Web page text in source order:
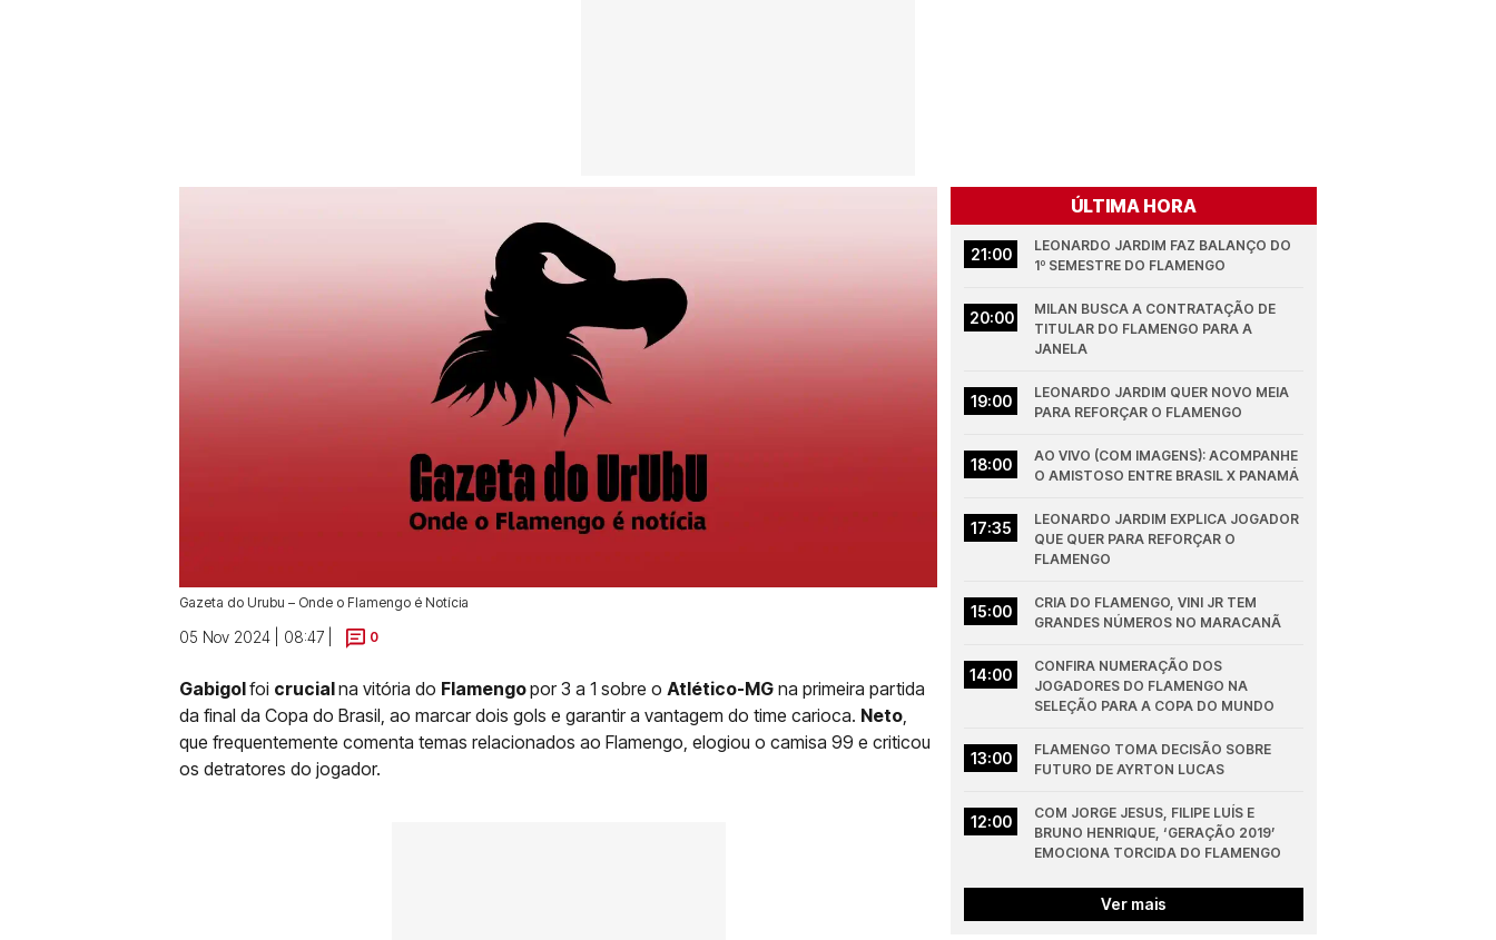
Gazeta do Urubu – Onde o Flamengo é Notícia
05 Nov 2024 | 08:47 | 0
Gabigolfoi crucialna vitória do Flamengopor 3 a 1 sobre o Atlético-MG na primeira partida
da final da Copa do Brasil, ao marcar dois gols e garantir a vantagem do time carioca. Neto,
que frequentemente comenta temas relacionados ao Flamengo, elogiou o camisa 99 e criticou
os detratores do jogador.
ÚLTIMA HORA
21:00
LEONARDO JARDIM FAZ BALANÇO DO
1º SEMESTRE DO FLAMENGO
20:00
MILAN BUSCA A CONTRATAÇÃO DE
TITULAR DO FLAMENGO PARA A
JANELA
19:00
LEONARDO JARDIM QUER NOVO MEIA
PARA REFORÇAR O FLAMENGO
18:00
AO VIVO (COM IMAGENS): ACOMPANHE
O AMISTOSO ENTRE BRASIL X PANAMÁ
17:35
LEONARDO JARDIM EXPLICA JOGADOR
QUE QUER PARA REFORÇAR O
FLAMENGO
15:00
CRIA DO FLAMENGO, VINI JR TEM
GRANDES NÚMEROS NO MARACANÃ
14:00
CONFIRA NUMERAÇÃO DOS
JOGADORES DO FLAMENGO NA
SELEÇÃO PARA A COPA DO MUNDO
13:00
FLAMENGO TOMA DECISÃO SOBRE
FUTURO DE AYRTON LUCAS
12:00
COM JORGE JESUS, FILIPE LUÍS E
BRUNO HENRIQUE, ‘GERAÇÃO 2019’
EMOCIONA TORCIDA DO FLAMENGO
Ver mais